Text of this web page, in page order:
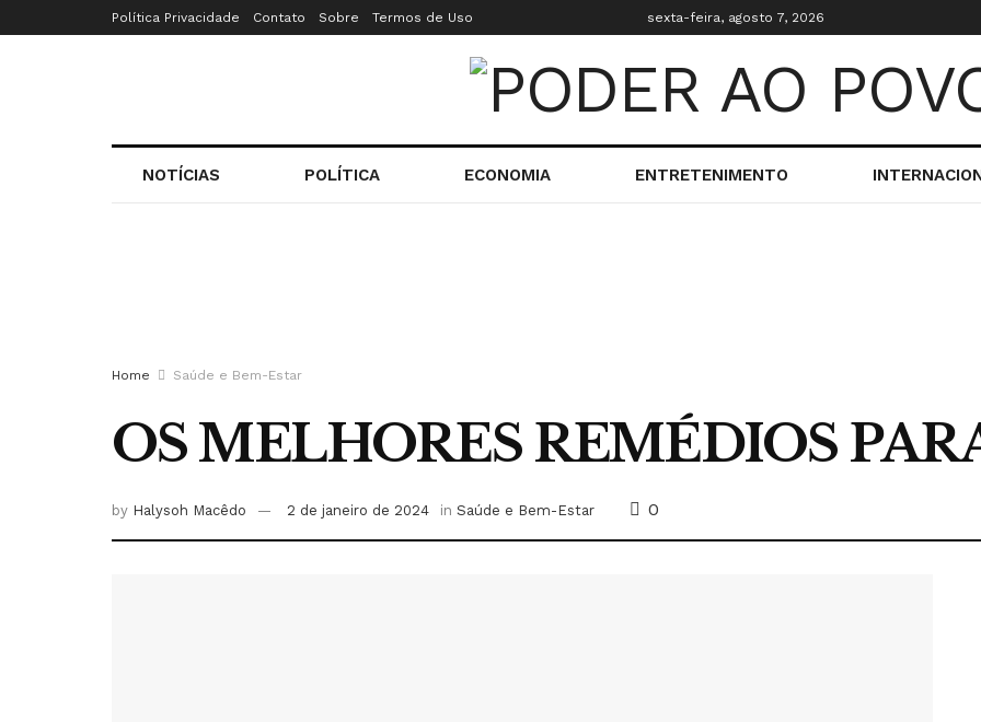
Política Privacidade Contato Sobre Termos de Uso sexta-feira, agosto 7, 2026
NOTÍCIAS POLÍTICA ECONOMIA ENTRETENIMENTO
Home Saúde e Bem-Estar
OS MELHORES REMÉDIOS
by Halysoh Macêdo 2 de janeiro de 2024 in Saúde e Bem-Estar 0